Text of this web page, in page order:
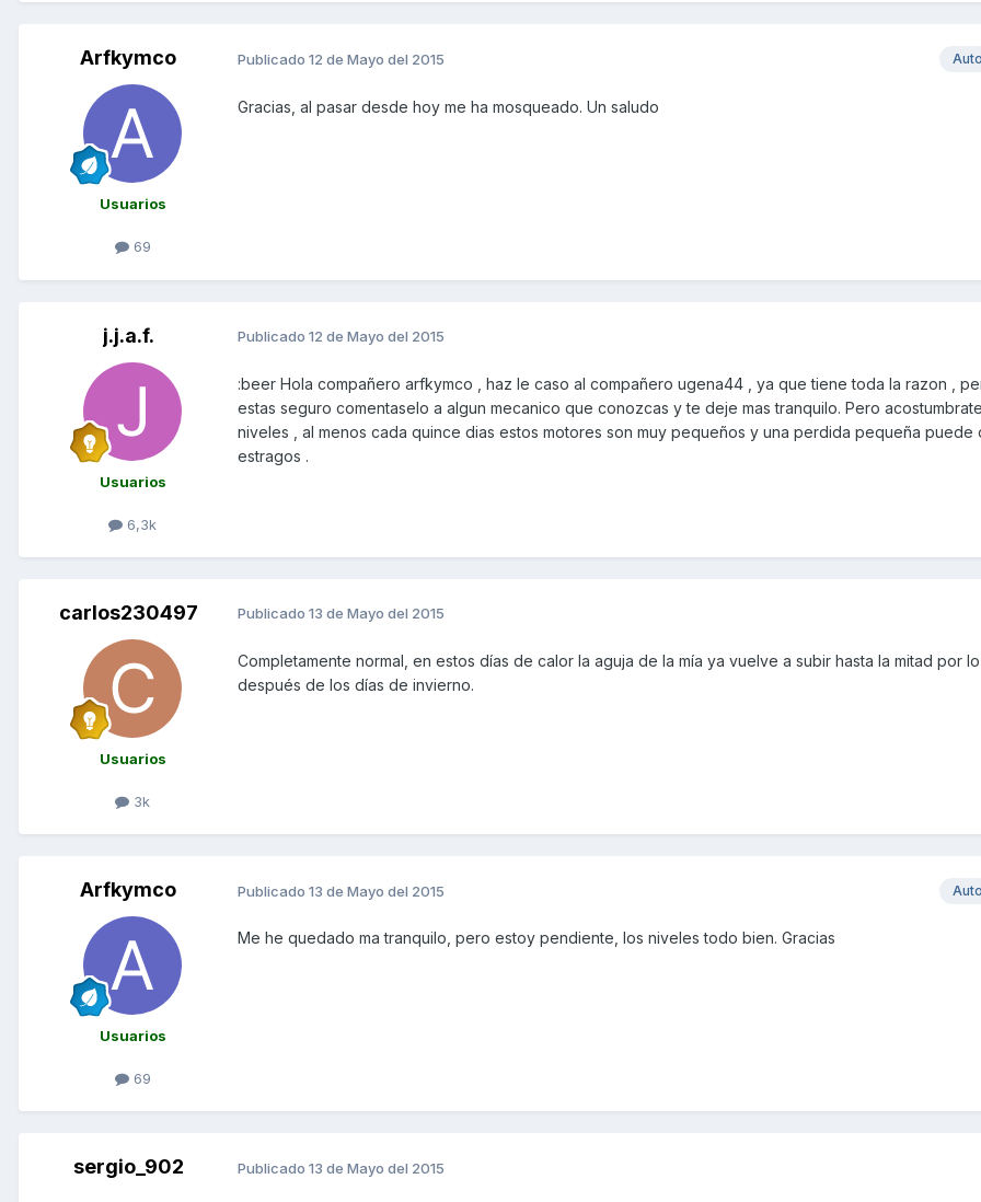
Arfkymco
Usuarios
69
Publicado 12 de Mayo del 2015
Gracias, al pasar desde hoy me ha mosqueado. Un saludo
j.j.a.f.
Usuarios
6,3k
Publicado 12 de Mayo del 2015
:beer Hola compañero arfkymco , haz le caso al compañero ugena44 , ya que tiene toda la razon ,
estas seguro comentaselo a algun mecanico que conozcas y te deje mas tranquilo. Pero
niveles , al menos cada quince dias estos motores son muy pequeños y una perdida pequeña puede
estragos .
carlos230497
Usuarios
3k
Publicado 13 de Mayo del 2015
Completamente normal, en estos días de calor la aguja de la mía ya vuelve a subir hasta la mitad por
después de los días de invierno.
Arfkymco
Usuarios
69
Publicado 13 de Mayo del 2015
Me he quedado ma tranquilo, pero estoy pendiente, los niveles todo bien. Gracias
sergio_902 Publicado 13 de Mayo del 2015